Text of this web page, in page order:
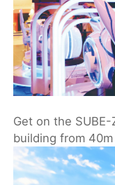
Get on the
building from